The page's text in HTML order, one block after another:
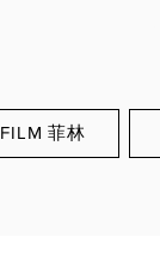
FILM 菲林